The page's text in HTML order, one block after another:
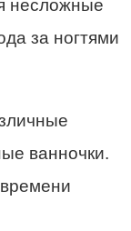
несложные
за ногтями
ванночки.